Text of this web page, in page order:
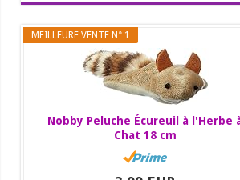
MEILLEURE VENTE N° 1
Nobby Peluche Écureuil à l'Herbe
Chat 18 cm